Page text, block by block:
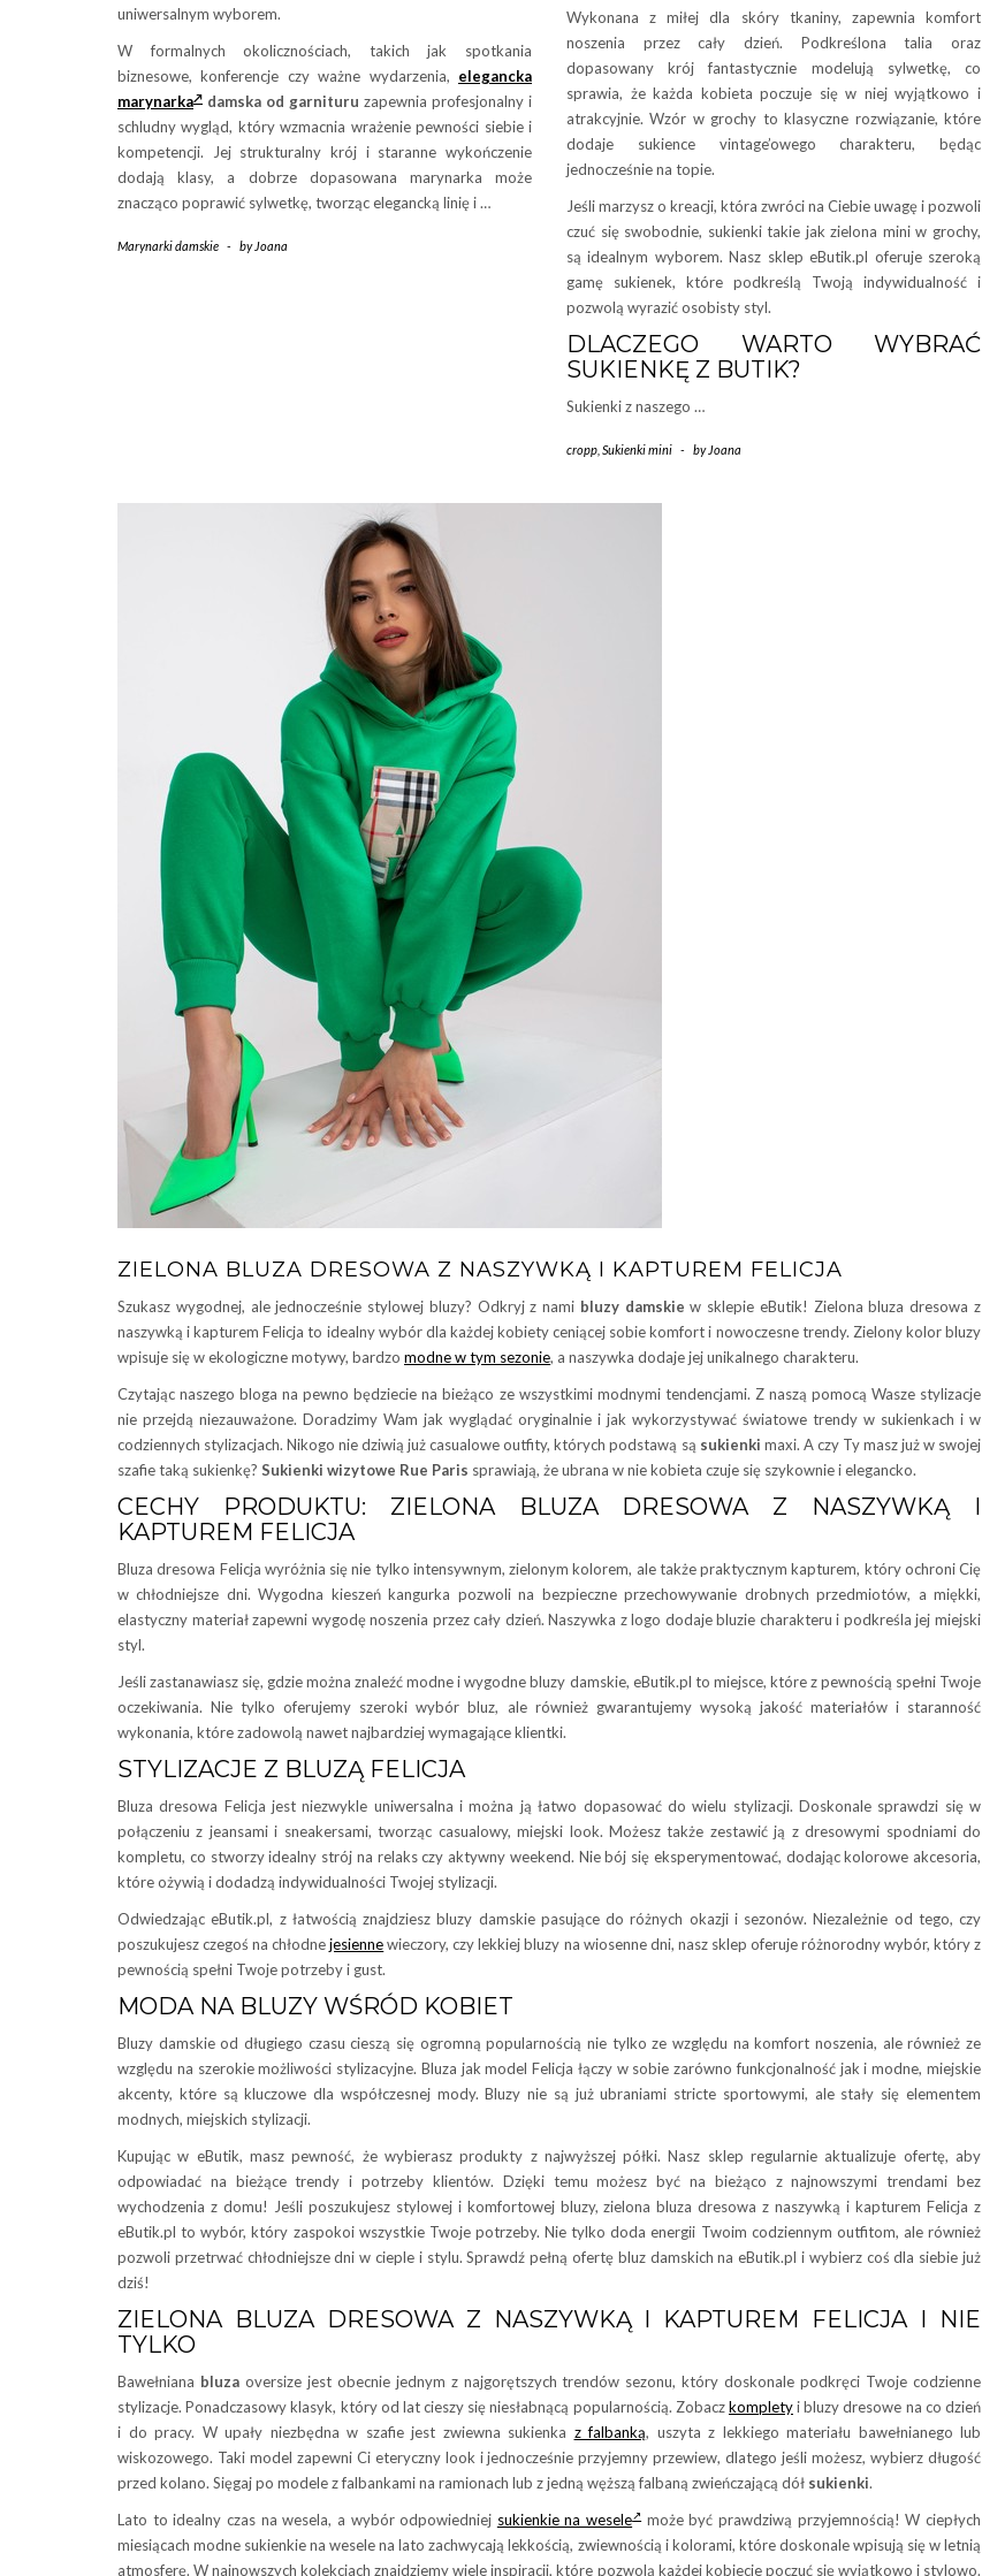
uniwersalnym wyborem.
W formalnych okolicznościach, takich jak spotkania
biznesowe, konferencje czy ważne wydarzenia, elegancka
marynarka
damska od garnituru zapewnia profesjonalny i
schludny wygląd, który wzmacnia wrażenie pewności siebie i
kompetencji. Jej strukturalny krój i staranne wykończenie
dodają klasy, a dobrze dopasowana marynarka może
znacząco poprawić sylwetkę, tworząc elegancką linię i …
Marynarki damskie - by Joana
Wykonana z miłej dla skóry tkaniny, zapewnia komfort
noszenia przez cały dzień. Podkreślona talia oraz
dopasowany krój fantastycznie modelują sylwetkę, co
sprawia, że każda kobieta poczuje się w niej wyjątkowo i
atrakcyjnie. Wzór w grochy to klasyczne rozwiązanie, które
dodaje sukience vintage’owego charakteru, będąc
jednocześnie na topie.
Jeśli marzysz o kreacji, która zwróci na Ciebie uwagę i pozwoli
czuć się swobodnie, sukienki takie jak zielona mini w grochy,
są idealnym wyborem. Nasz sklep eButik.pl oferuje szeroką
gamę sukienek, które podkreślą Twoją indywidualność i
pozwolą wyrazić osobisty styl.
DLACZEGO WARTO WYBRAĆ
SUKIENKĘ Z BUTIK?
Sukienki z naszego …
cropp Sukienki mini - by Joana
ZIELONA BLUZA DRESOWA Z NASZYWKĄ I KAPTUREM FELICJA
Szukasz wygodnej, ale jednocześnie stylowej bluzy? Odkryj z nami bluzy damskie w sklepie eButik! Zielona bluza dresowa z
naszywką i kapturem Felicja to idealny wybór dla każdej kobiety ceniącej sobie komfort i nowoczesne trendy. Zielony kolor bluzy
wpisuje się w ekologiczne motywy, bardzo modne w tym sezonie, a naszywka dodaje jej unikalnego charakteru.
Czytając naszego bloga na pewno będziecie na bieżąco ze wszystkimi modnymi tendencjami. Z naszą pomocą Wasze stylizacje
nie przejdą niezauważone. Doradzimy Wam jak wyglądać oryginalnie i jak wykorzystywać światowe trendy w sukienkach i w
codziennych stylizacjach. Nikogo nie dziwią już casualowe outfity, których podstawą są sukienki maxi. A czy Ty masz już w swojej
szafie taką sukienkę? Sukienki wizytowe Rue Paris sprawiają, że ubrana w nie kobieta czuje się szykownie i elegancko.
CECHY PRODUKTU: ZIELONA BLUZA DRESOWA Z NASZYWKĄ I
KAPTUREM FELICJA
Bluza dresowa Felicja wyróżnia się nie tylko intensywnym, zielonym kolorem, ale także praktycznym kapturem, który ochroni Cię
w chłodniejsze dni. Wygodna kieszeń kangurka pozwoli na bezpieczne przechowywanie drobnych przedmiotów, a miękki,
elastyczny materiał zapewni wygodę noszenia przez cały dzień. Naszywka z logo dodaje bluzie charakteru i podkreśla jej miejski
styl.
Jeśli zastanawiasz się, gdzie można znaleźć modne i wygodne bluzy damskie, eButik.pl to miejsce, które z pewnością spełni Twoje
oczekiwania. Nie tylko oferujemy szeroki wybór bluz, ale również gwarantujemy wysoką jakość materiałów i staranność
wykonania, które zadowolą nawet najbardziej wymagające klientki.
STYLIZACJE Z BLUZĄ FELICJA
Bluza dresowa Felicja jest niezwykle uniwersalna i można ją łatwo dopasować do wielu stylizacji. Doskonale sprawdzi się w
połączeniu z jeansami i sneakersami, tworząc casualowy, miejski look. Możesz także zestawić ją z dresowymi spodniami do
kompletu, co stworzy idealny strój na relaks czy aktywny weekend. Nie bój się eksperymentować, dodając kolorowe akcesoria,
które ożywią i dodadzą indywidualności Twojej stylizacji.
Odwiedzając eButik.pl, z łatwością znajdziesz bluzy damskie pasujące do różnych okazji i sezonów. Niezależnie od tego, czy
poszukujesz czegoś na chłodnejesiennewieczory, czy lekkiej bluzy na wiosenne dni, nasz sklep oferuje różnorodny wybór, który z
pewnością spełni Twoje potrzeby i gust.
MODA NA BLUZY WŚRÓD KOBIET
Bluzy damskie od długiego czasu cieszą się ogromną popularnością nie tylko ze względu na komfort noszenia, ale również ze
względu na szerokie możliwości stylizacyjne. Bluza jak model Felicja łączy w sobie zarówno funkcjonalność jak i modne, miejskie
akcenty, które są kluczowe dla współczesnej mody. Bluzy nie są już ubraniami stricte sportowymi, ale stały się elementem
modnych, miejskich stylizacji.
Kupując w eButik, masz pewność, że wybierasz produkty z najwyższej półki. Nasz sklep regularnie aktualizuje ofertę, aby
odpowiadać na bieżące trendy i potrzeby klientów. Dzięki temu możesz być na bieżąco z najnowszymi trendami bez
wychodzenia z domu! Jeśli poszukujesz stylowej i komfortowej bluzy, zielona bluza dresowa z naszywką i kapturem Felicja z
eButik.pl to wybór, który zaspokoi wszystkie Twoje potrzeby. Nie tylko doda energii Twoim codziennym outfitom, ale również
pozwoli przetrwać chłodniejsze dni w cieple i stylu. Sprawdź pełną ofertę bluz damskich na eButik.pl i wybierz coś dla siebie już
dziś!
ZIELONA BLUZA DRESOWA Z NASZYWKĄ I KAPTUREM FELICJA I NIE
TYLKO
Bawełniana bluzaoversize jest obecnie jednym z najgorętszych trendów sezonu, który doskonale podkręci Twoje codzienne
stylizacje. Ponadczasowy klasyk, który od lat cieszy się niesłabnącą popularnością. Zobaczkompletyi bluzy dresowe na co dzień
i do pracy. W upały niezbędna w szafie jest zwiewna sukienka z falbanką, uszyta z lekkiego materiału bawełnianego lub
wiskozowego. Taki model zapewni Ci eteryczny look i jednocześnie przyjemny przewiew, dlatego jeśli możesz, wybierz długość
przed kolano. Sięgaj po modele z falbankami na ramionach lub z jedną węższą falbaną zwieńczającą dół sukienki.
Lato to idealny czas na wesela, a wybór odpowiedniej sukienkie na wesele może być prawdziwą przyjemnością! W ciepłych
miesiącach modne sukienkie na wesele na lato zachwycają lekkością, zwiewnością i kolorami, które doskonale wpisują się w letnią
atmosferę. W najnowszych kolekcjach znajdziemy wiele inspiracji, które pozwolą każdej kobiecie poczuć się wyjątkowo i stylowo.